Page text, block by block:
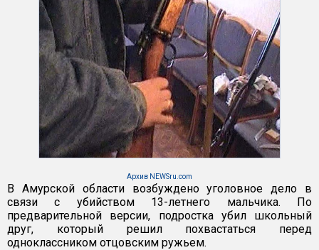
Архив NEWSru.com
В Амурской области возбуждено уголовное дело в
связи с убийством 13-летнего мальчика. По
предварительной версии, подростка убил школьный
друг, который решил похвастаться перед
одноклассником отцовским ружьем.